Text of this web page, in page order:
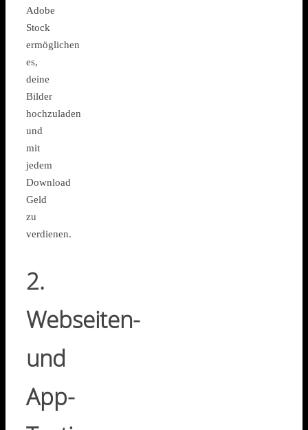
Adobe
Stock
ermöglichen
es,
deine
Bilder
hochzuladen
und
mit
jedem
Download
Geld
zu
verdienen.
2.
Webseiten-
und
App-